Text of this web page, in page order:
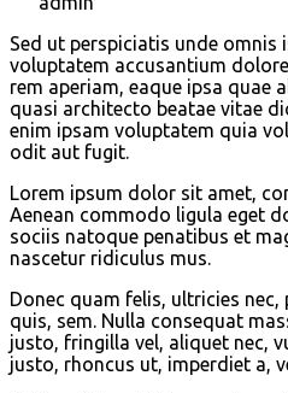
Sed ut perspiciatis unde omnis
voluptatem accusantium
rem aperiam, eaque ipsa quae
quasi architecto beatae vitae
enim ipsam voluptatem quia
odit aut fugit.
Lorem ipsum dolor sit amet,
Aenean commodo ligula eget
sociis natoque penatibus et
nascetur ridiculus mus.
Donec quam felis, ultricies nec,
quis, sem. Nulla consequat
justo, fringilla vel, aliquet nec,
justo, rhoncus ut, imperdiet a,